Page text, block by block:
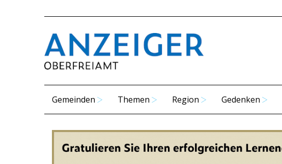
Gemeinden Themen Region Gedenken